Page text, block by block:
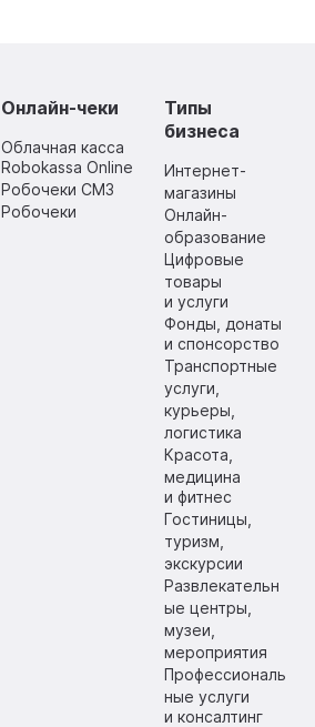
Онлайн-чеки
Облачная касса
Robokassa Online
Робочеки СМЗ
Робочеки
Типы
бизнеса
Интернет-
магазины
Онлайн-
образование
Цифровые
товары
и услуги
Фонды, донаты
и спонсорство
Транспортные
услуги,
курьеры,
логистика
Красота,
медицина
и фитнес
Гостиницы,
туризм,
экскурсии
Развлекательн
ые центры,
музеи,
мероприятия
Профессиональ
ные услуги
и консалтинг